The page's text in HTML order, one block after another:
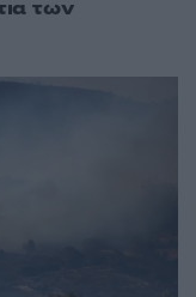
των